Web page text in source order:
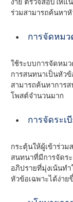
ง่าย ตรวจสอบให้แ
ร่วมสามารถค้นหาหั
การจัดหม
ใช้ระบบการจัดหม
การสนทนาเป็นหัว
สามารถค้นหาการ
โพสต์จํานวนมาก
การจัดระเ
กระตุ้นให้ผู้เข้าร่วม
สนทนาที่มีการจัดร
อภิปรายที่มุ่งเน้นทํ
หัวข้อเฉพาะได้ง่าย